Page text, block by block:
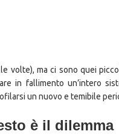
volte), ma ci sono quei
in fallimento un’intero
un nuovo e temibile
è il dilemma